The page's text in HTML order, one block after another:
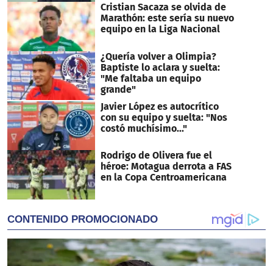
Cristian Sacaza se olvida de
Marathón: este sería su nuevo
equipo en la Liga Nacional
¿Quería volver a Olimpia?
Baptiste lo aclara y suelta:
"Me faltaba un equipo
grande"
Javier López es autocrítico
con su equipo y suelta: "Nos
costó muchísimo..."
Rodrigo de Olivera fue el
héroe: Motagua derrota a FAS
en la Copa Centroamericana